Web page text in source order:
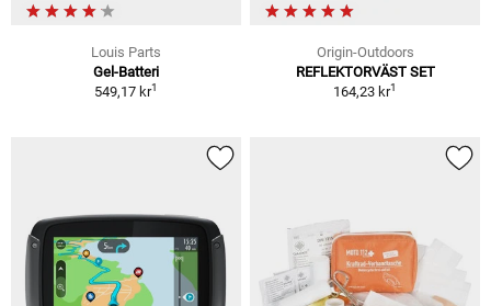
Louis Parts
Gel-Batteri
549,17 kr1
Origin-Outdoors
REFLEKTORVÄST SET
164,23 kr1